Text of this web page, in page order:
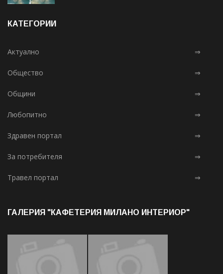
КАТЕГОРИИ
Актуално ⇒
Общество ⇒
Общини ⇒
Любопитно ⇒
Здравен портал ⇒
За потребителя ⇒
Травел портал ⇒
ГАЛЕРИЯ "КАФЕТЕРИЯ МИЛАНО ИНТЕРИОР"